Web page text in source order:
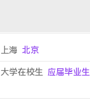
上海 北京
大学在校生 应届毕业生